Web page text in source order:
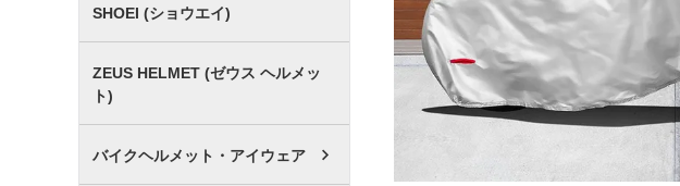
SHOEI (ショウエイ)
ZEUS HELMET (ゼウス ヘルメッ
ト)
バイクヘルメット・アイウェア